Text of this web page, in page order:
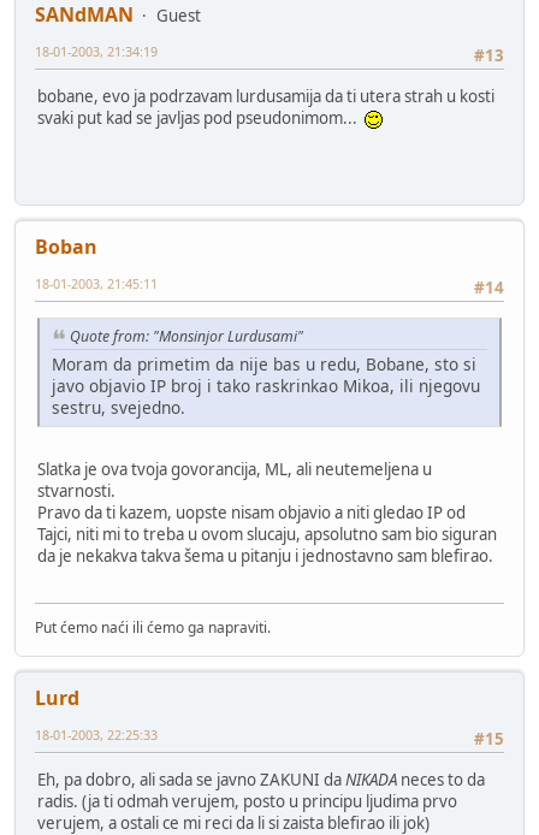
SANdMAN
Guest
#13
18-01-2003, 21:34:19
bobane, evo ja podrzavam lurdusamija da ti utera strah u kosti
svaki put kad se javljas pod pseudonimom...
Boban
#14
18-01-2003, 21:45:11
Quote from: "Monsinjor Lurdusami"
Moram da primetim da nije bas u redu, Bobane, sto si
javo objavio IP broj i tako raskrinkao Mikoa, ili njegovu
sestru, svejedno.
Slatka je ova tvoja govorancija, ML, ali neutemeljena u
stvarnosti.
Pravo da ti kazem, uopste nisam objavio a niti gledao IP od
Tajci, niti mi to treba u ovom slucaju, apsolutno sam bio siguran
da je nekakva takva šema u pitanju i jednostavno sam blefirao.
Put ćemo naći ili ćemo ga napraviti.
Lurd
#15
18-01-2003, 22:25:33
Eh, pa dobro, ali sada se javno ZAKUNI daNIKADA neces to da
radis. (ja ti odmah verujem, posto u principu ljudima prvo
verujem, a ostali ce mi reci da li si zaista blefirao ili jok)